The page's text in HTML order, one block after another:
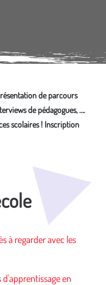
de parcours
de pédagogues, ….
scolaires ! Inscription
à regarder avec les
en